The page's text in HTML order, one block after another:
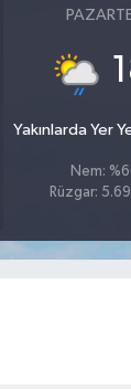
Yakınlarda Yer
Nem:
Rüzgar: